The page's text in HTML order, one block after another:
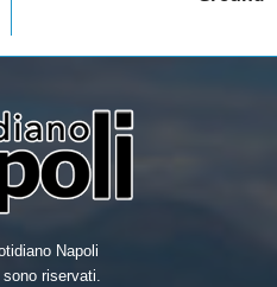
Napoli
riservati.